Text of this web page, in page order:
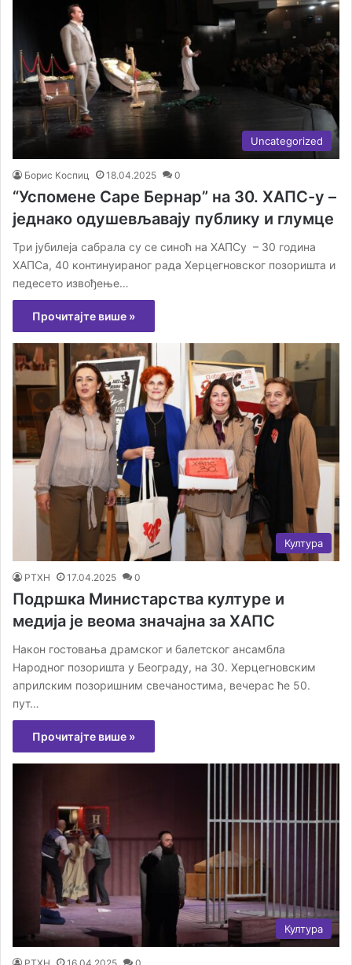
Uncategorized
Борис Коспиц 18.04.2025 0
“Успомене Саре Бернар” на 30. ХАПС-у –
једнако одушевљавају публику и глумце
Три јубилеја сабрала су се синоћ на ХАПСу – 30 година
ХАПСа, 40 континуираног рада Херцегновског позоришта и
педесето извођење…
Прочитајте више »
Култура
РТХН 17.04.2025 0
Подршка Министарства културе и
медија је веома значајна за ХАПС
Након гостовања драмског и балетског ансамбла
Народног позоришта у Београду, на 30. Херцегновским
априлским позоришним свечаностима, вечерас ће 50.
пут…
Прочитајте више »
Култура